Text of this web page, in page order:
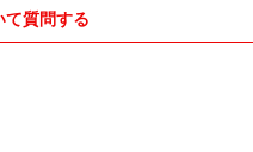
りませんが お取り引きできませ
くださる方でお願いいたします。
質問する